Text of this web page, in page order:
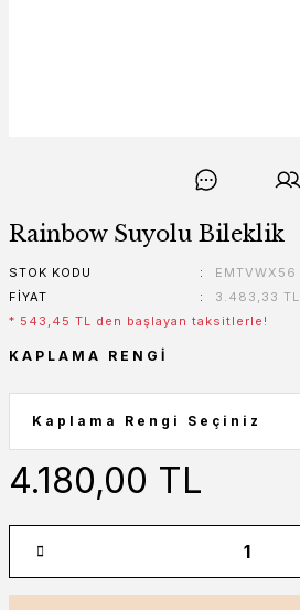
Rainbow Suyolu Bileklik
STOK KODU
EMTVWX56
FIYAT
3.483,33 TL
* 543,45 TL den başlayan taksitlerle!
KAPLAMA RENGI
4.180,00 TL